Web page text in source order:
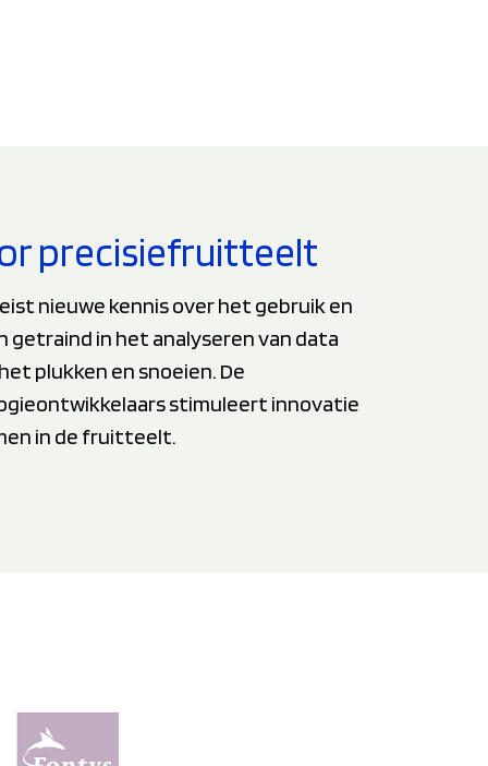
precisiefruitteelt
nieuwe kennis over het gebruik en
getraind in het analyseren van data
plukken en snoeien. De
stimuleert innovatie
in de fruitteelt.